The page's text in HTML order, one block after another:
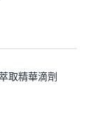
取精華滴劑